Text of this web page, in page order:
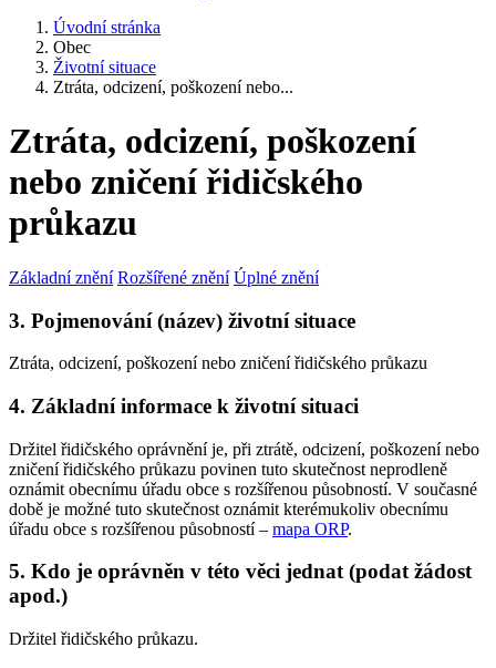
Úvodní stránka
Obec
Životní situace
Ztráta, odcizení, poškození nebo...
Ztráta, odcizení, poškození
nebo zničení řidičského
průkazu
Základní znění Rozšířené znění Úplné znění
3. Pojmenování (název) životní situace
Ztráta, odcizení, poškození nebo zničení řidičského průkazu
4. Základní informace k životní situaci
Držitel řidičského oprávnění je, při ztrátě, odcizení, poškození nebo
zničení řidičského průkazu povinen tuto skutečnost neprodleně
oznámit obecnímu úřadu obce s rozšířenou působností. V současné
době je možné tuto skutečnost oznámit kterémukoliv obecnímu
úřadu obce s rozšířenou působností – mapa ORP.
5. Kdo je oprávněn v této věci jednat (podat žádost
apod.)
Držitel řidičského průkazu.